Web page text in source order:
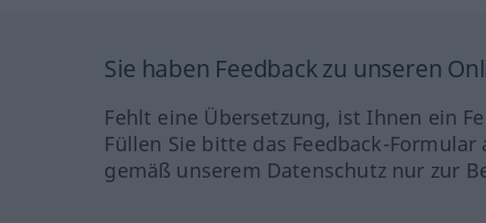
Sie haben Feedback zu unseren
Fehlt eine Übersetzung, ist Ihnen ein
Füllen Sie bitte das Feedback-
gemäß unserem Datenschutz nur zur